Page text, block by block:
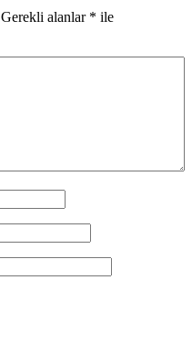
Gerekli alanlar * ile